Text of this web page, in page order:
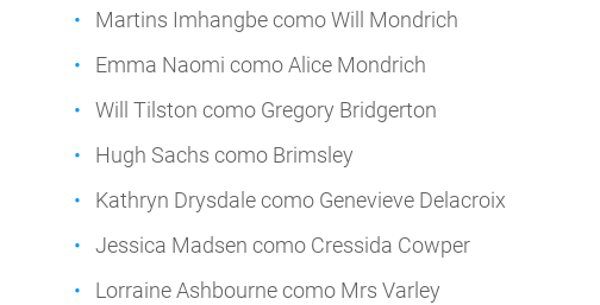
Martins Imhangbe como Will Mondrich
Emma Naomi como Alice Mondrich
Will Tilston como Gregory Bridgerton
Hugh Sachs como Brimsley
Kathryn Drysdale como Genevieve Delacroix
Jessica Madsen como Cressida Cowper
Lorraine Ashbourne como Mrs Varley